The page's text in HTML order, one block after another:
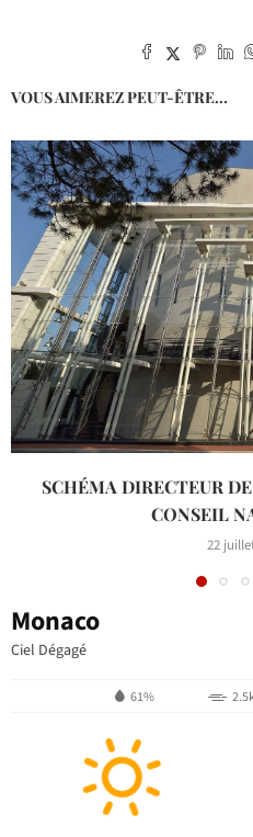
VOUS AIMEREZ PEUT-ÊTRE...
SCHÉMA DIRECTEUR
CONSEIL
22
Monaco
Ciel Dégagé
61%